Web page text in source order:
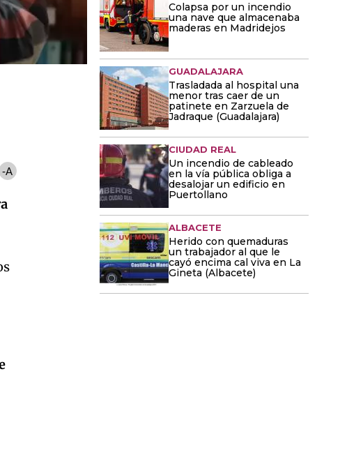
-A
Colapsa por un incendio
una nave que almacenaba
maderas en Madridejos
GUADALAJARA
Trasladada al hospital una
menor tras caer de un
patinete en Zarzuela de
Jadraque (Guadalajara)
CIUDAD REAL
Un incendio de cableado
en la vía pública obliga a
desalojar un edificio en
Puertollano
ALBACETE
Herido con quemaduras
un trabajador al que le
cayó encima cal viva en La
Gineta (Albacete)